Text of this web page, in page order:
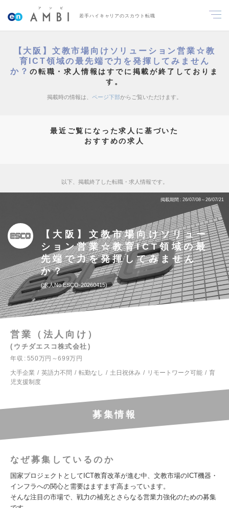
若手ハイキャリアのスカウト転職
【大阪】文教市場向けソリューション営業☆教
育ICT領域の最先端で力を発揮してみません
か？ の転職・求人情報はすでに掲載が終了しておりま
す。
掲載時の情報は、 ページ下部からご覧いただけます。
最近ご覧になった求人に基づいた
おすすめの求人
以下、掲載終了した転職・求人情報です。
掲載期間 26/07/08～26/07/21
【大阪】文教市場向けソリュー
ション営業☆教育ICT領域の最
先端で力を発揮してみません
か？
求人No.ESCO-20260415
営業（法人向け）
ウチダエスコ株式会社
年収
550万円～699万円
大手企業
英語力不問 転勤なし 土日祝休み リモートワーク可能
育
児支援制度
募集情報
なぜ募集しているのか
国家プロジェクトとしてICT教育改革が進む中、文教市場のICT機器・
インフラへの関心と需要はますます高まっています。
そんな注目の市場で、戦力の補充とさらなる営業力強化のための募集